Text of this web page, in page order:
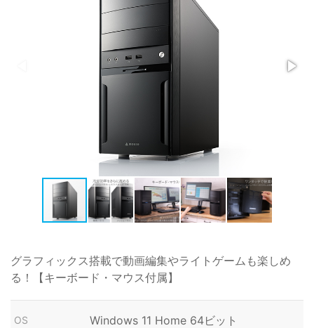
グラフィックス搭載で動画編集やライトゲームも楽しめ
る！【キーボード・マウス付属】
OS Windows 11 Home 64ビット